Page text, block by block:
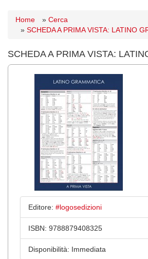
Home » Cerca
» SCHEDA A PRIMA VISTA: LATINO
SCHEDA A PRIMA VISTA:
Editore: #logosedizioni
ISBN: 9788879408325
Disponibilità: Immediata